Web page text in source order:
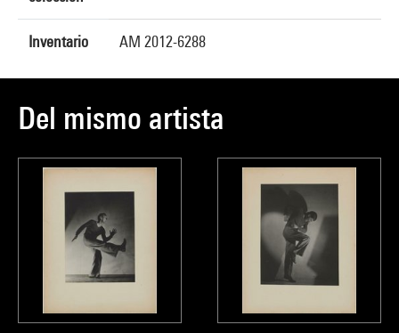
Inventario AM 2012-6288
Del mismo artista